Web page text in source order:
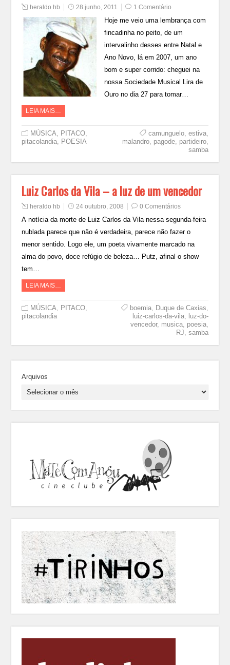
heraldo hb 28 junho, 2011 1 Comentário
Hoje me veio uma lembrança com
fincadinha no peito, de um
intervalinho desses entre Natal e
Ano Novo, lá em 2007, um ano
bom e super corrido: cheguei na
nossa Sociedade Musical Lira de
Ouro no dia 27 para tomar…
LEIA MAIS…
MÚSICA, PITACO,
pitacolandia, POESIA
camunguelo, estiva,
malandro, pagode, partideiro,
samba
Luiz Carlos da Vila – a luz de um vencedor
heraldo hb 24 outubro, 2008 0 Comentários
A notícia da morte de Luiz Carlos da Vila nessa segunda-feira
nublada parece que não é verdadeira, parece não fazer o
menor sentido. Logo ele, um poeta vivamente marcado na
alma do povo, doce refúgio de beleza… Putz, afinal o show
tem…
LEIA MAIS…
MÚSICA, PITACO,
pitacolandia
boemia, Duque de Caxias,
luiz-carlos-da-vila, luz-do-
vencedor, musica, poesia,
RJ, samba
Arquivos